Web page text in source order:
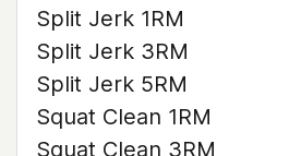
Split Jerk 1RM
Split Jerk 3RM
Split Jerk 5RM
Squat Clean 1RM
Squat Clean 3RM